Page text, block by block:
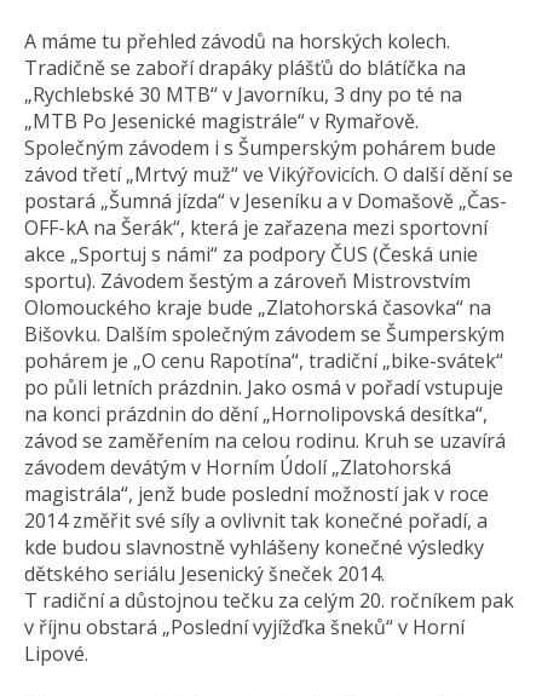
A máme tu přehled závodů na horských kolech.
Tradičně se zaboří drapáky plášťů do blátíčka na
„Rychlebské 30 MTB“ v Javorníku, 3 dny po té na
„MTB Po Jesenické magistrále“ v Rymařově.
Společným závodem i s Šumperským pohárem bude
závod třetí „Mrtvý muž“ ve Vikýřovicích. O další dění se
postará „Šumná jízda“ v Jeseníku a v Domašově „Čas-
OFF-kA na Šerák“, která je zařazena mezi sportovní
akce „Sportuj s námi“ za podpory ČUS (Česká unie
sportu). Závodem šestým a zároveň Mistrovstvím
Olomouckého kraje bude „Zlatohorská časovka“ na
Bišovku. Dalším společným závodem se Šumperským
pohárem je „O cenu Rapotína“, tradiční „bike-svátek“
po půli letních prázdnin. Jako osmá v pořadí vstupuje
na konci prázdnin do dění „Hornolipovská desítka“,
závod se zaměřením na celou rodinu. Kruh se uzavírá
závodem devátým v Horním Údolí „Zlatohorská
magistrála“, jenž bude poslední možností jak v roce
2014 změřit své síly a ovlivnit tak konečné pořadí, a
kde budou slavnostně vyhlášeny konečné výsledky
dětského seriálu Jesenický šneček 2014.
T radiční a důstojnou tečku za celým 20. ročníkem pak
v říjnu obstará „Poslední vyjížďka šneků“ v Horní
Lipové.